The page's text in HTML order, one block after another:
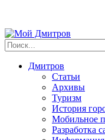
Дмитров
Статьи
Архивы
Туризм
История
Мобильное
Разработка